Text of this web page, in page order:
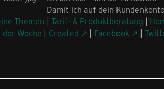
Damit ich auf dein
Themen | Tarif- & Produktberatung |
der Woche | Created | Facebook |